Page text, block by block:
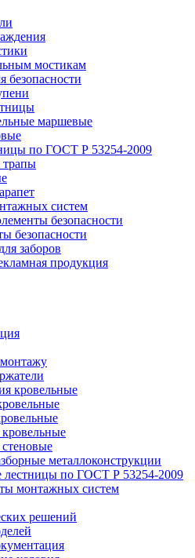
мостикам
безопасности
маршевые
по ГОСТ Р 53254-2009
трапы
систем
безопасности
безопасности
заборов
продукция
кровельные
металлоконструкции
по ГОСТ Р 53254-2009
монтажных систем
решений